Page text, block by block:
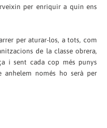
per enriquir a quin ens
per aturar-los, a tots, com
de la classe obrera,
i sent cada cop més punys
només ho serà per